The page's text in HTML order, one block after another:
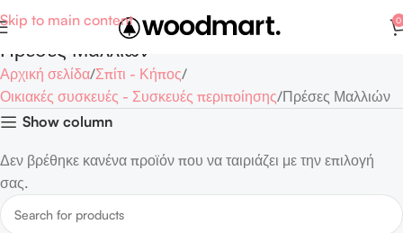
Skip to main content 0
Πρέσες Μαλλιών
Αρχική σελίδα Σπίτι - Κήπος
Οικιακές συσκευές - Συσκευές περιποίησης Πρέσες Μαλλιών
Show column
Δεν βρέθηκε κανένα προϊόν που να ταιριάζει με την επιλογή
σας.